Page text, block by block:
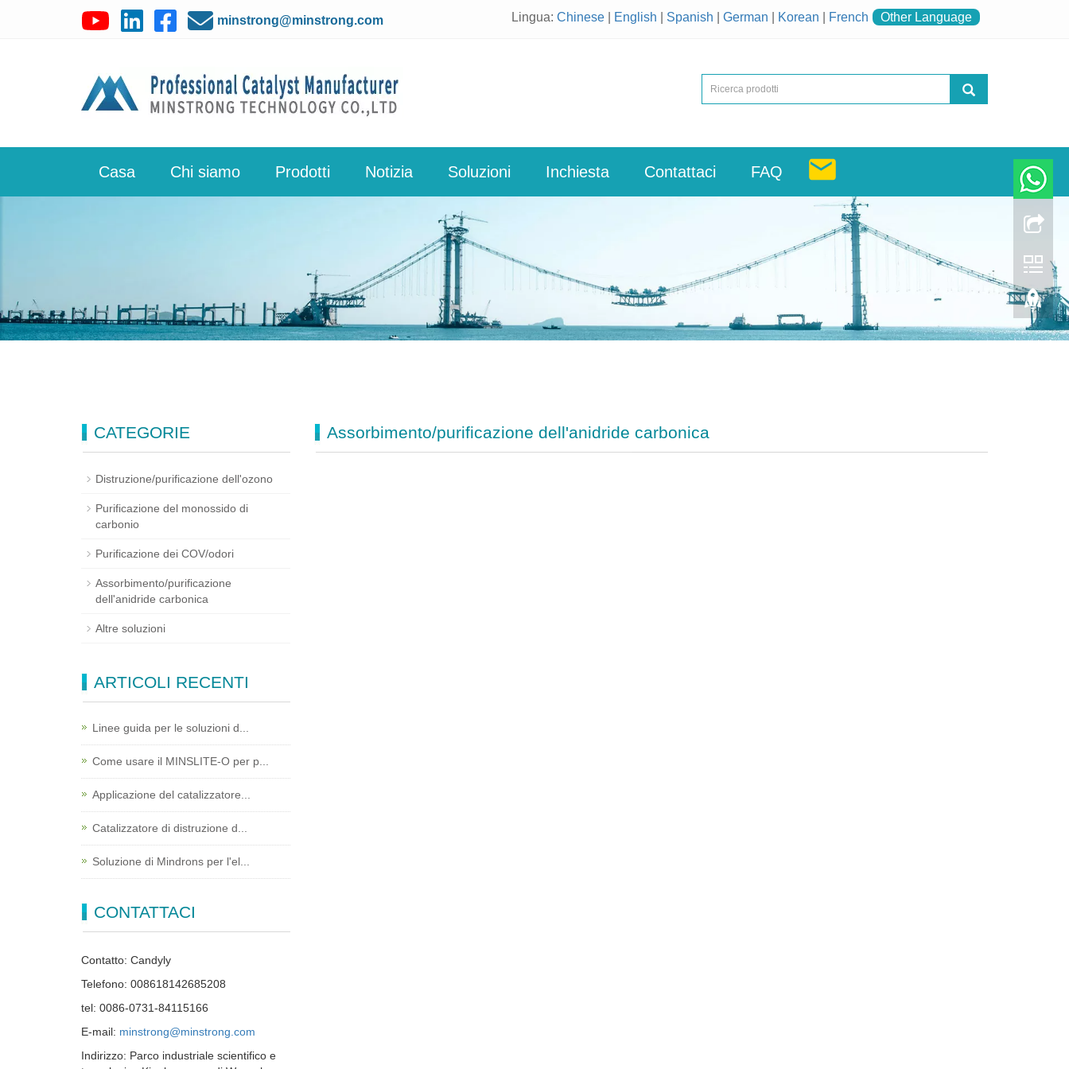
minstrong@minstrong.com Lingua: Chinese English Spanish German Korean French Other Language
Casa Chi siamo Prodotti Notizia Soluzioni Inchiesta Contattaci FAQ
Assorbimento/purificazione dell'anidride carbonica
CATEGORIE
Distruzione/purificazione dell'ozono
Purificazione del monossido di
carbonio
Purificazione dei COV/odori
Assorbimento/purificazione
dell'anidride carbonica
Altre soluzioni
ARTICOLI RECENTI
Linee guida per le soluzioni d...
Come usare il MINSLITE-O per p...
Applicazione del catalizzatore...
Catalizzatore di distruzione d...
Soluzione di Mindrons per l'el...
CONTATTACI
Contatto: Candyly
Telefono: 008618142685208
tel: 0086-0731-84115166
E-mail: minstrong@minstrong.com
Indirizzo: Parco industriale scientifico e